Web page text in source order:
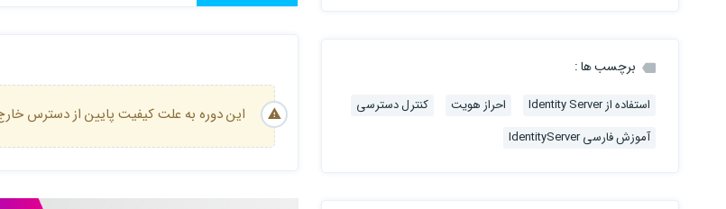
این دوره به علت کیفیت پایین از دسترس
برچسب ها :
استفاده از Identity Server احراز هویت
کنترل دسترسی
آموزش فارسی IdentityServer